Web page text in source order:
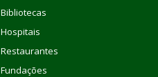
Bibliotecas
Hospitais
Restaurantes
Fundações